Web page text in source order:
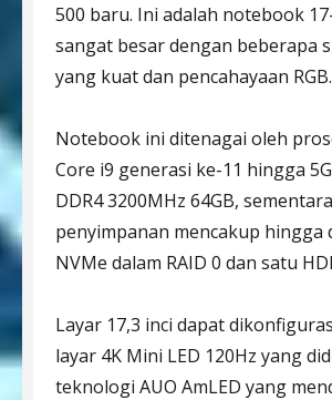
500 baru. Ini adalah notebook
sangat besar dengan beberapa
yang kuat dan pencahayaan RGB.
Notebook ini ditenagai oleh
Core i9 generasi ke-11 hingga
DDR4 3200MHz 64GB,
penyimpanan mencakup hingga
NVMe dalam RAID 0 dan satu
Layar 17,3 inci dapat
layar 4K Mini LED 120Hz yang
teknologi AUO AmLED yang